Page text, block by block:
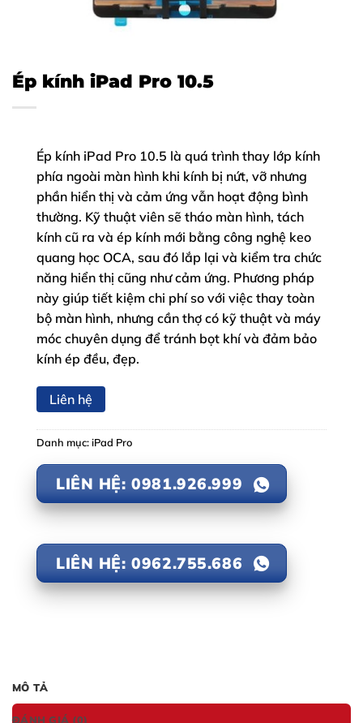
Ép kính iPad Pro 10.5
Ép kính iPad Pro 10.5 là quá trình thay lớp kính
phía ngoài màn hình khi kính bị nứt, vỡ nhưng
phần hiển thị và cảm ứng vẫn hoạt động bình
thường. Kỹ thuật viên sẽ tháo màn hình, tách
kính cũ ra và ép kính mới bằng công nghệ keo
quang học OCA, sau đó lắp lại và kiểm tra chức
năng hiển thị cũng như cảm ứng. Phương pháp
này giúp tiết kiệm chi phí so với việc thay toàn
bộ màn hình, nhưng cần thợ có kỹ thuật và máy
móc chuyên dụng để tránh bọt khí và đảm bảo
kính ép đều, đẹp.
Liên hệ
Danh mục:iPad Pro
LIÊN HỆ: 0981.926.999
LIÊN HỆ: 0962.755.686
MÔ TẢ
ĐÁNH GIÁ (0)